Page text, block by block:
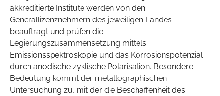
akkreditierte Institute werden von den
Generallizenznehmern des jeweiligen Landes
beauftragt und prüfen die
Legierungszusammensetzung mittels
Emissionsspektroskopie und das Korrosionspotenzial
durch anodische zyklische Polarisation. Besondere
Bedeutung kommt der metallographischen
Untersuchung zu, mit der die Beschaffenheit des